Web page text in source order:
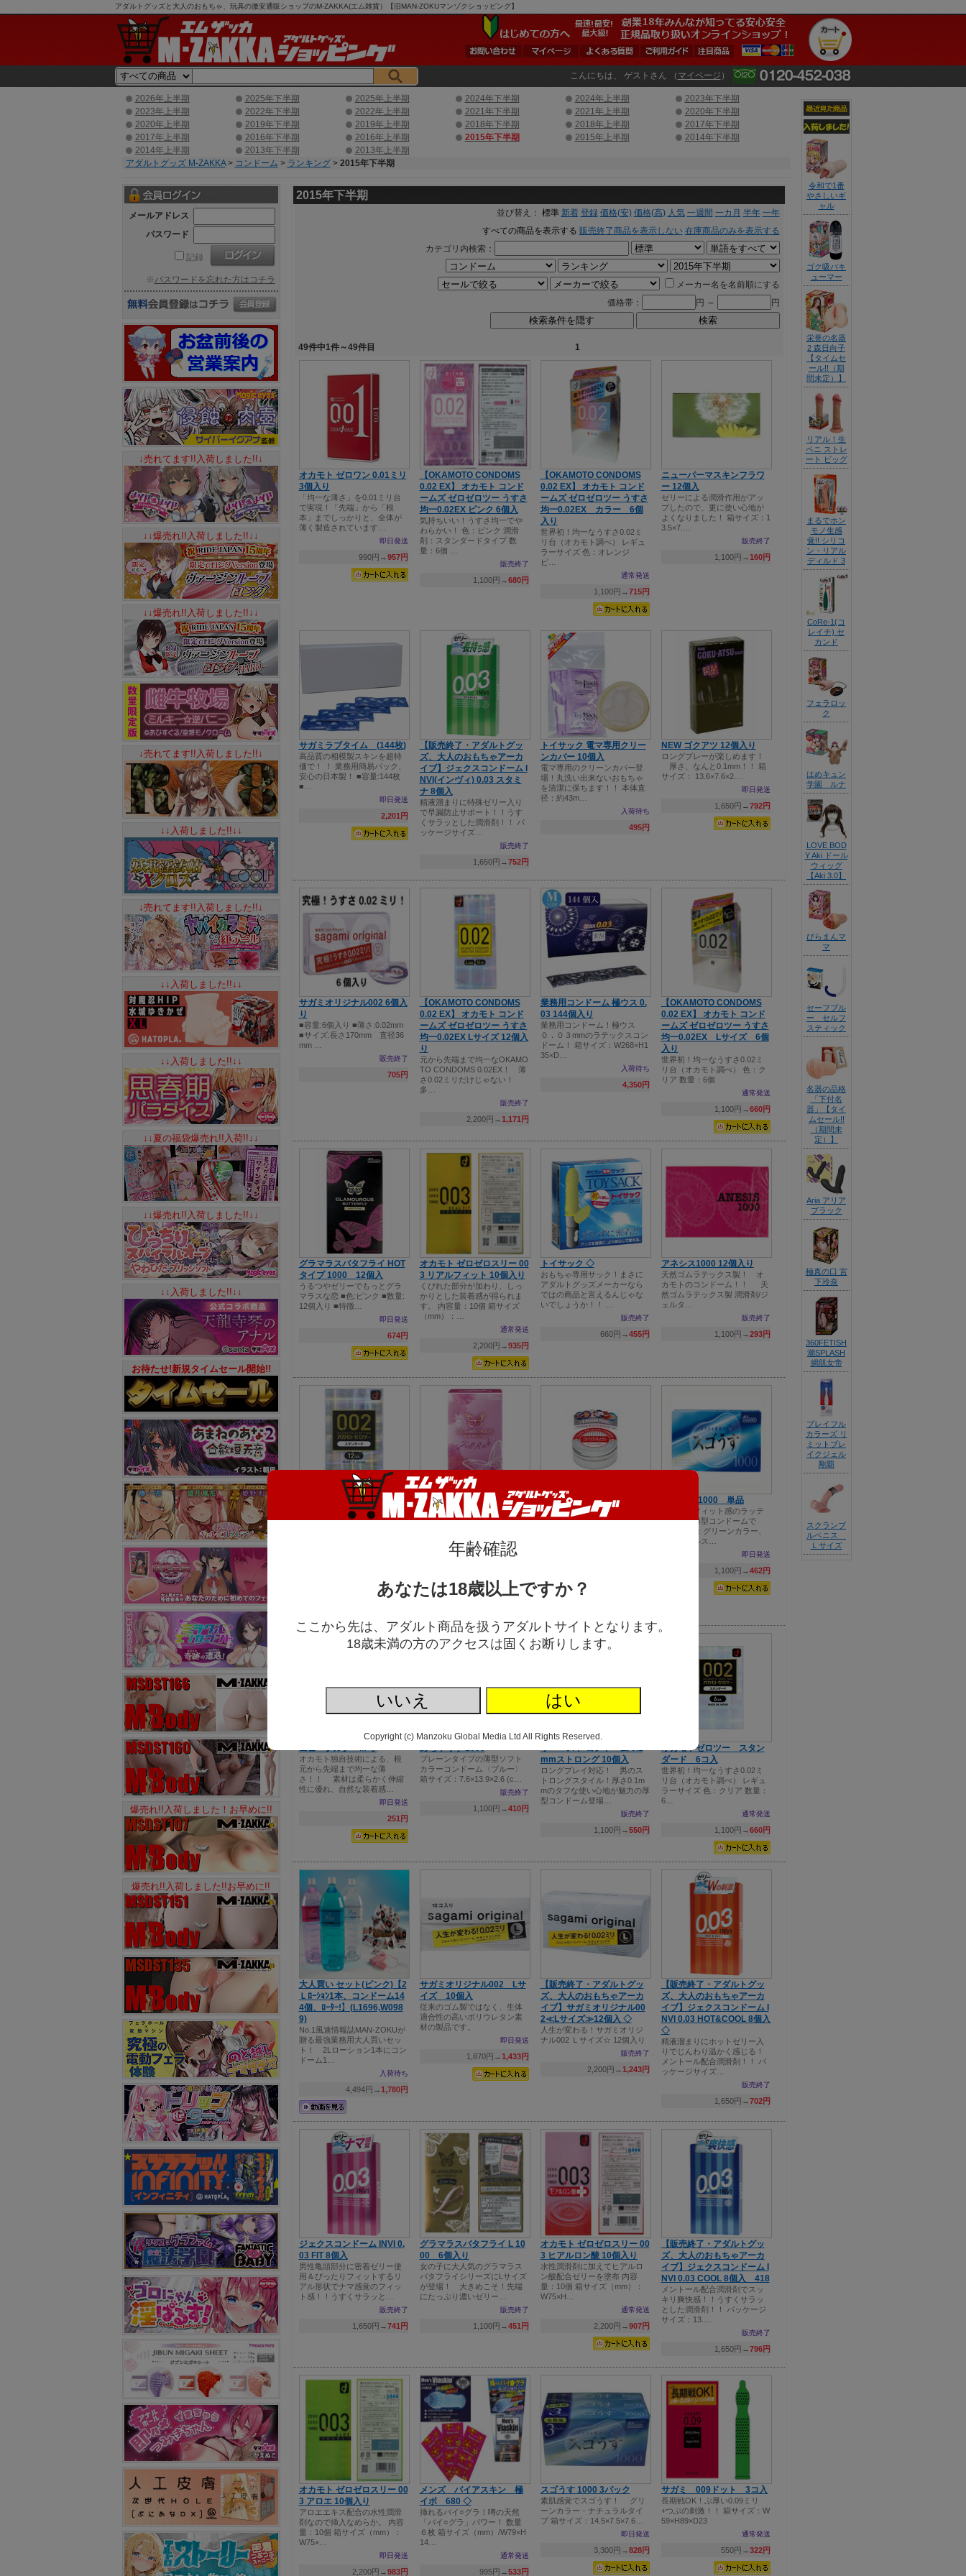
年齢確認
あなたは18歳以上ですか？
ここから先は、アダルト商品を扱うアダルトサイトとなります。
18歳未満の方のアクセスは固くお断りします。
いいえ はい
Copyright (c) Manzoku Global Media Ltd All Rights Reserved.
アダルトグッズと大人のおもちゃ、玩具の激安通販ショップのM-ZAKKA(エム雑貨）【旧MAN-ZOKUマンゾクショッピング】
こんにちは、 ゲストさん （ マイページ ）
2026年上半期 2025年下半期 2025年上半期 2024年下半期 2024年上半期
2023年下半期
2023年上半期
2022年下半期 2022年上半期 2021年下半期 2021年上半期
2020年下半期
2020年上半期
2019年下半期 2019年上半期 2018年下半期 2018年上半期
2017年下半期
2017年上半期
2016年下半期 2016年上半期 2015年下半期 2015年上半期
2014年下半期
2014年上半期
2013年下半期
2013年上半期
アダルトグッズ M-ZAKKA> コンドーム > ランキング> 2015年下半期
2015年下半期
並び替え： 標準 新着 登録 価格(安) 価格(高) 人気 一週間 一カ月 半年 一年
すべての商品を表示する 販売終了商品を表示しない 在庫商品のみを表示する
カテゴリ内検索：
メーカー名を名前順にする
価格帯：
円 ～ 円
検索条件を隠す 検索
49件中1件～49件目 1
オカモト ゼロワン 0.01ミリ
3個入り
「均一な薄さ」を0.01ミリ台
で実現！「先端」から「根
本」までしっかりと、全体が
薄く製造されています…
即日発送
990円→957円
【OKAMOTO CONDOMS
0.02 EX】 オカモト コンド
ームズ ゼロゼロツー うすさ
均一0.02EX ピンク 6個入
気持ちいい！うすさ均一でや
わらかい！ 色：ピンク 潤滑
剤：スタンダードタイプ 数
量：6個 …
販売終了
1,100円→680円
【OKAMOTO CONDOMS
0.02 EX】 オカモト コンド
ームズ ゼロゼロツー うすさ
均一0.02EX カラー 6個
入り
世界初！均一なうすさ0.02ミ
リ台（オカモト調べ） レギュ
ラーサイズ 色：オレンジ
ピ…
通常発送
1,100円→715円
ニューパーマスキンフラワ
ー 12個入
ゼリーによる潤滑作用がアッ
プしたので、更に使い心地が
よくなりました！ 箱サイズ：1
3.5×7.…
販売終了
1,100円→160円
サガミラブタイム (144枚)
高品質の相模製スキンを超特
価で！ ！ 業務用簡易パック、
安心の日本製！ ■容量:144枚
■…
即日発送
2,201円
【販売終了・アダルトグッ
ズ、大人のおもちゃアーカ
イブ】ジェクスコンドーム I
NVI(インヴィ) 0.03 スタミ
ナ 8個入
精液溜まりに特殊ゼリー入り
で早漏防止サポート！！うす
くサラッとした潤滑剤！！ パ
ッケージサイズ…
販売終了
1,650円→752円
トイサック 電マ専用クリー
ンカバー 10個入
電マ専用のクリーンカバー登
場！丸洗い出来ないおもちゃ
を清潔に保ちます！！ 本体直
径：約43m…
入荷待ち
495円
NEW ゴクアツ 12個入り
ロングプレーが楽しめます！
厚さ、なんと0.1mm！！ 箱
サイズ： 13.6×7.6×2.…
即日発送
1,650円→792円
サガミオリジナル002 6個入
り
■容量:6個入り ■薄さ:0.02mm
■サイズ:長さ170mm 直径36
mm …
販売終了
705円
【OKAMOTO CONDOMS
0.02 EX】 オカモト コンド
ームズ ゼロゼロツー うすさ
均一0.02EX Lサイズ 12個入
り
元から先端まで均一なOKAMO
TO CONDOMS 0.02EX！ 薄
さ0.02ミリだけじゃない！
多…
販売終了
2,200円→1,171円
業務用コンドーム 極ウス 0.
03 144個入り
業務用コンドーム！極ウス
０．０３mmのラテックスコン
ドーム！ 箱サイズ：W268×H1
35×D…
入荷待ち
4,350円
【OKAMOTO CONDOMS
0.02 EX】 オカモト コンド
ームズ ゼロゼロツー うすさ
均一0.02EX Lサイズ 6個
入り
世界初！均一なうすさ0.02ミ
リ台（オカモト調べ） 色：ク
リア 数量：6個
通常発送
1,100円→660円
グラマラスバタフライ HOT
タイプ 1000 12個入
うるつやゼリーでもっとグラ
マラスな恋 ■色:ピンク ■数量:
12個入り ■特徴…
即日発送
674円
オカモト ゼロゼロスリー 00
3 リアルフィット 10個入り
くびれた部分が加わり、しっ
かりとした装着感が得られま
す。 内容量：10個 箱サイズ
（mm）：…
通常発送
2,200円→935円
トイサック ◇
おもちゃ専用サック！まさに
アダルトグッズメーカーなら
ではの商品と言えるんじゃな
いでしょうか！！ …
販売終了
660円→455円
アネシス1000 12個入り
天然ゴムラテックス製！ オ
カモトのコンドーム！！ 天
然ゴムラテックス製 潤滑剤/ジ
ェルタ…
販売終了
1,100円→293円
【OKAMOTO CONDOMS
0.02 】 オカモトゼロツー
スタンダード12個入
2,200円→1,430円
グラマラスバタフライ ジェ
ルリッチ 8個入
女性に大人気のロングセラー
ライ】から新作コンドームが
登場★ 箱サイズ…
1,100円→ 674円
TENGA CONDOM 6P テン
ガ コンドーム 6個入 TCD-0
01
スゴうす 1000 単品
すぐれたフィット感のラッテ
クス製の薄型コンドームで
す。 仕様：グリーンカラー、
ナチュラルス…
即日発送
1,100円→462円
ニューシルク M ◇
オカモト独自技術による、根
元から先端まで均一な薄
さ！！ 素材は柔らかく伸縮
性に優れ、自然な装着感…
即日発送
251円
めちゃうす 1000
プレーンタイプの薄型ソフト
カラーコンドーム〈ブルー〉
箱サイズ：7.6×13.9×2.6 (c…
販売終了
1,100円→410円
ザ・ベスト コンドーム 0.1
mmストロング 10個入
ロングプレイ対応！ 男のス
トロングスタイル！厚さ0.1m
mのタフな使い心地が魅力の厚
型コンドーム登場…
販売終了
1,100円→550円
オカモトゼロツー スタン
ダード 6コ入
世界初！均一なうすさ0.02ミ
リ台（オカモト調べ） レギュ
ラーサイズ 色：クリア 数量：
6…
通常発送
1,100円→660円
大人買い セット(ピンク)【2
Ｌﾛｰｼｮﾝ1本、コンドーム14
4個、ﾛｰﾀｰ!】(L1696,W098
9)
No.1風速情報誌MAN-ZOKUが
贈る最強業務用大人買いセッ
ト！ 2Lローション1本にコン
ドーム1…
入荷待ち
4,494円→1,780円
サガミオリジナル002 Lサ
イズ 10個入
従来のゴム製ではなく、生体
適合性の高いポリウレタン素
材の製品です。
即日発送
1,870円→1,433円
【販売終了・アダルトグッ
ズ、大人のおもちゃアーカ
イブ】サガミオリジナル00
2≪Lサイズ≫12個入 ◇
人生が変わる！サガミオリジ
ナル002 Ｌサイズ☆ 12個入り
販売終了
2,200円→1,243円
【販売終了・アダルトグッ
ズ、大人のおもちゃアーカ
イブ】ジェクスコンドーム I
NVI 0.03 HOT&COOL 8個入
◇
精液溜まりにホットゼリー入
りでじんわり温かく感じる！
メントール配合潤滑剤！！ パ
ッケージサイズ…
販売終了
1,650円→702円
ジェクスコンドーム INVI 0.
03 FIT 8個入
男性亀頭部分に密着ゼリー使
用＆ぴったりフィットするリ
アル形状でナマ感覚のフィッ
ト感！！うすくサラッと…
販売終了
1,650円→741円
グラマラスバタフライ L 10
00 6個入り
女の子に大人気のグラマラス
バタフライシリーズにLサイズ
が登場！ 大きめこそ！先端
にたっぷり濃いゼリー…
販売終了
1,100円→451円
オカモト ゼロゼロスリー 00
3 ヒアルロン酸 10個入り
水性潤滑剤に加えてヒアルロ
ン酸配合ゼリーを塗布 内容
量：10個 箱サイズ（mm）：
W75×H…
通常発送
2,200円→907円
【販売終了・アダルトグッ
ズ、大人のおもちゃアーカ
イブ】ジェクスコンドーム I
NVI 0.03 COOL 8個入 418
メントール配合潤滑剤でスッ
キリ爽快感！！うすくサラッ
とした潤滑剤！！ パッケージ
サイズ：13.…
販売終了
1,650円→796円
オカモト ゼロゼロスリー 00
3 アロエ 10個入り
アロエエキス配合の水性潤滑
剤なので挿入なめらか。 内容
量：10個 箱サイズ（mm）：
W75×…
即日発送
2,200円→983円
メンズ バイアスキン 極
イボ 680 ◇
挿れるバイ○グラ！噂の天然
「バイ○グラ」パワー！ 数量
６枚 箱サイズ（mm）/W79×H
14…
通常発送
995円→533円
スゴうす 1000 3パック
素肌感覚でスゴうす！ グリ
ーンカラー・ナチュラルタイ
プ 箱サイズ：14.5×7.5×7.6…
即日発送
3,300円→828円
サガミ 009ドット 3コ入
長期戦OK！ぶ厚い0.09ミリ
+つぶの刺激！！ 箱サイズ：W
59×H89×D23
通常発送
550円→322円
メールアドレス
パスワード
記録
※パスワードを忘れた方はコチラ
↓売れてます!!入荷しました!!↓
↓↓爆売れ!!入荷しました!!↓↓
↓↓爆売れ!!入荷しました!!↓↓
↓売れてます!!入荷しました!!↓
↓↓入荷しました!!↓↓
↓売れてます!!入荷しました!!↓
↓↓入荷しました!!↓↓
↓↓入荷しました!!↓↓
↓↓夏の福袋爆売れ!!入荷!!↓↓
↓↓爆売れ!!入荷しました!!↓↓
↓↓入荷しました!!↓↓
お待たせ!新規タイムセール開始!!
爆売れ!!入荷しました！お早めに!!
爆売れ!!入荷しました!!お早めに!!
令和で1番
やさしいギ
ャル
ゴク吸バキ
ューマー
栄誉の名器
2 森日向子
【タイムセ
ール!!（期
間未定）】
リアル！生
ペニ ストレ
ート ビッグ
まるでホン
モノ生感
覚!! シリコ
ン・リアル
ディルド 3
CoRe-1(コ
レイチ) セ
カンド
フェラロッ
ク
はめキュン
学園 ルナ
LOVE BOD
Y Aki ドール
ウィッグ
【Aki 3.0】
びらまんマ
マ
セーフブル
ー セルフ
スティック
名器の品格
「下付名
器」【タイ
ムセール!!
（期間未
定）】
Aria アリア
ブラック
極真の口 宮
下玲奈
360FETISH
潮SPLASH
網肌女帝
プレイフル
カラーズ リ
ミットブレ
イクジェル
剛覇
スクランブ
ルペニス
Ｌサイズ